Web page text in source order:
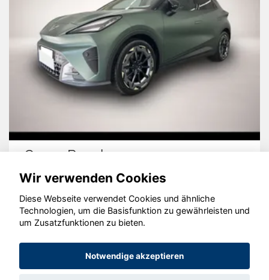
Cupra Raval
© konjunkturmotor.de GmbH 2020 - 2026
Wir verwenden Cookies
Diese Webseite verwendet Cookies und ähnliche
Technologien, um die Basisfunktion zu gewährleisten und
um Zusatzfunktionen zu bieten.
Notwendige akzeptieren